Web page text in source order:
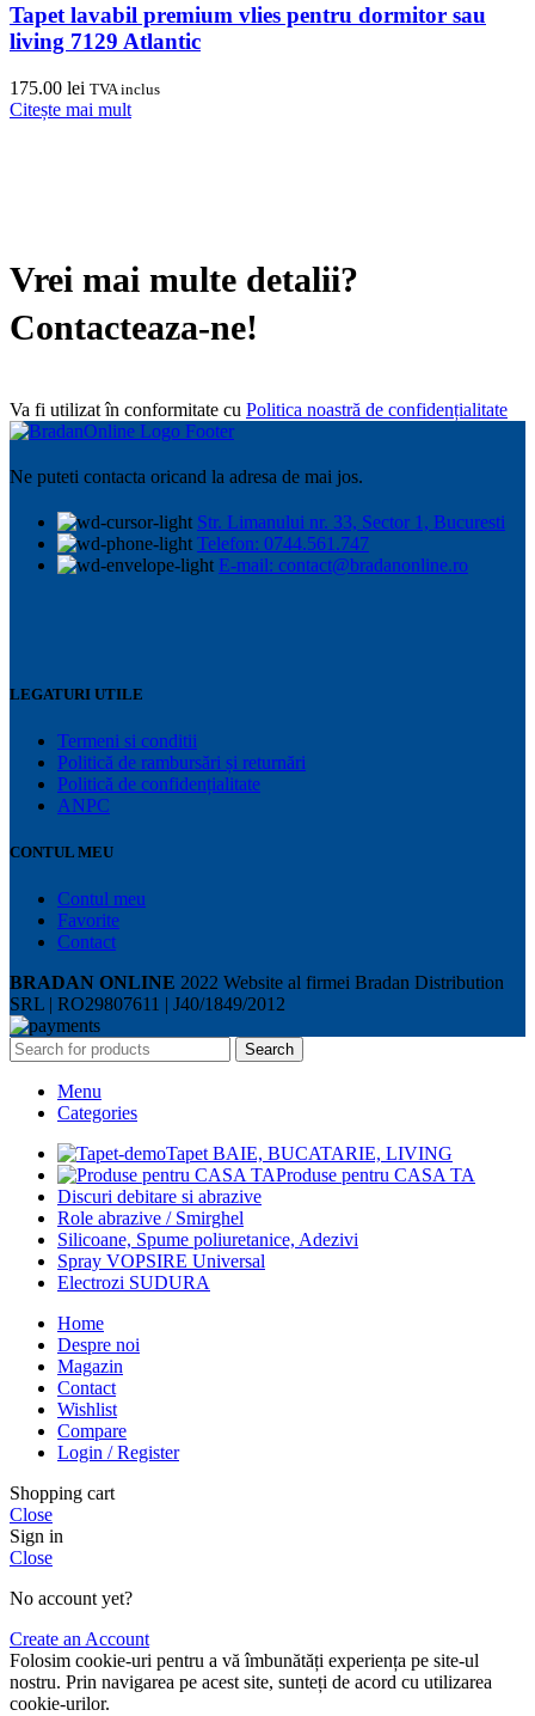
Tapet lavabil premium vlies pentru dormitor sau
living 7129 Atlantic
175.00 lei TVA inclus
Citește mai mult
Vrei mai multe detalii?
Contacteaza-ne!
Va fi utilizat în conformitate cu Politica noastră de confidențialitate
Ne puteti contacta oricand la adresa de mai jos.
Str. Limanului nr. 33, Sector 1, Bucuresti
Telefon: 0744.561.747
E-mail: contact@bradanonline.ro
LEGATURI UTILE
Termeni si conditii
Politică de rambursări și returnări
Politică de confidențialitate
ANPC
CONTUL MEU
Contul meu
Favorite
Contact
BRADAN ONLINE 2022 Website al firmei Bradan Distribution
SRL | RO29807611 | J40/1849/2012
Search
Menu
Categories
Tapet BAIE, BUCATARIE, LIVING
Produse pentru CASA TA
Discuri debitare si abrazive
Role abrazive / Smirghel
Silicoane, Spume poliuretanice, Adezivi
Spray VOPSIRE Universal
Electrozi SUDURA
Home
Despre noi
Magazin
Contact
Wishlist
Compare
Login / Register
Shopping cart
Close
Sign in
Close
No account yet?
Create an Account
Folosim cookie-uri pentru a vă îmbunătăți experiența pe site-ul
nostru. Prin navigarea pe acest site, sunteți de acord cu utilizarea
cookie-urilor.